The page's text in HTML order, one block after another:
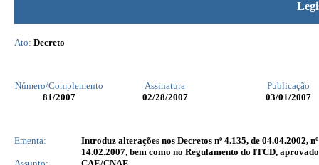
Ato: Decreto
Número/Complemento Assinatura
Publicação
81/2007 02/28/2007 03/01/2007
Ementa:
Introduz alterações nos Decretos nº 4.135, de 04.04.2002,
14.02.2007, bem como no Regulamento do ITCD,